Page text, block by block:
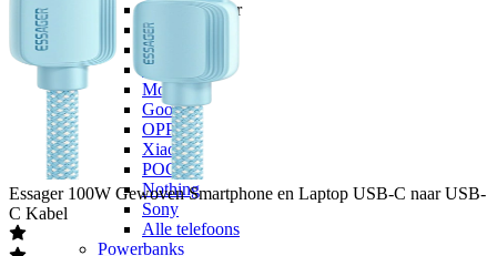
Opladers voor
Apple
Samsung
OnePlus
Motorola
Google
OPPO
Xiaomi
POCO
Nothing
Sony
Alle telefoons
Powerbanks
Essager 100W Gewoven Smartphone en Laptop USB-C naar USB-
C Kabel